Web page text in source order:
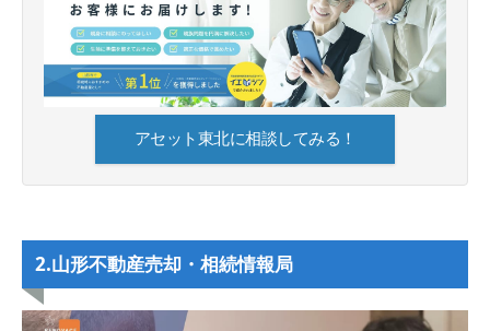
アセット東北に相談してみる！
2.山形不動産売却・相続情報局